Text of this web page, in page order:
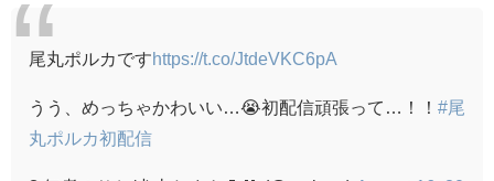
尾丸ポルカですhttps://t.co/JtdeVKC6pA
うう、めっちゃかわいい…😭初配信頑張って…！！ #尾
丸ポルカ初配信